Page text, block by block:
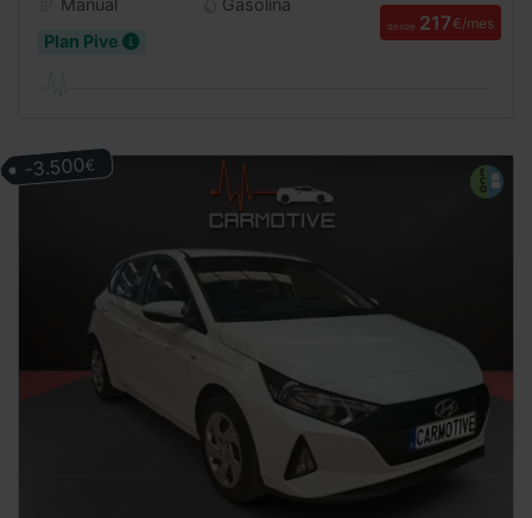
Manual
Gasolina
Plan Pive
desde 217€/mes
-3.500€